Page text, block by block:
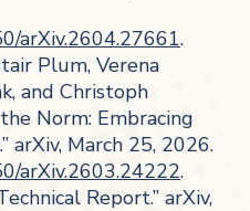
arXiv.2604.27661.
Plum, Verena
and Christoph
Norm: Embracing
arXiv, March 25, 2026.
arXiv.2603.24222.
Report.” arXiv,